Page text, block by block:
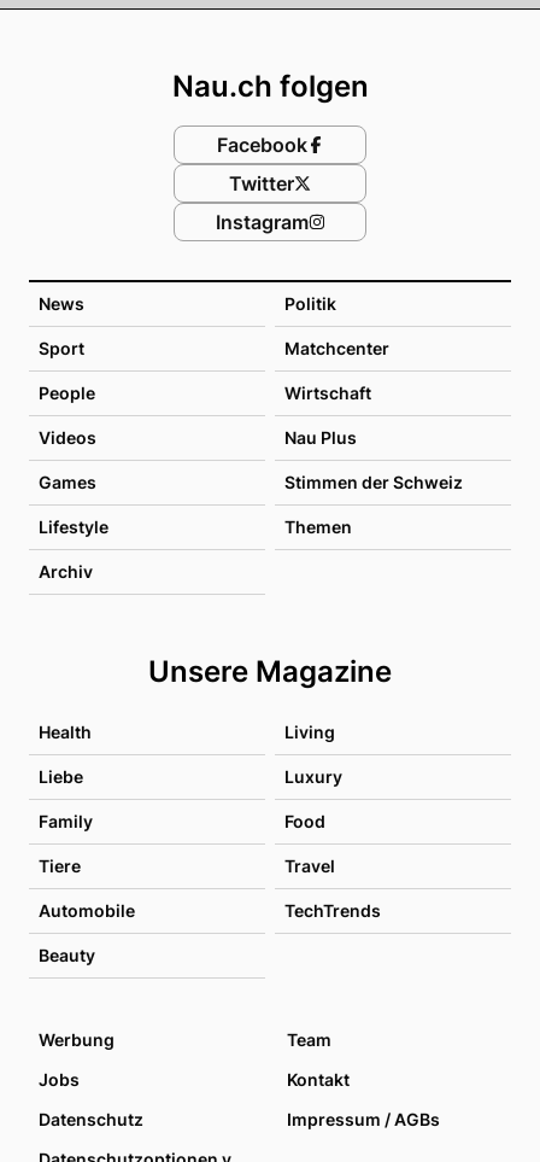
News Politik
Sport Matchcenter
People Wirtschaft
Videos Nau Plus
Games Stimmen der Schweiz
Lifestyle Themen
Archiv
Unsere Magazine
Health Living
Liebe Luxury
Family Food
Tiere Travel
Automobile TechTrends
Beauty
Nau.ch folgen
Facebook
Twitter
Instagram
Werbung
Team
Jobs
Kontakt
Datenschutz
Impressum / AGBs